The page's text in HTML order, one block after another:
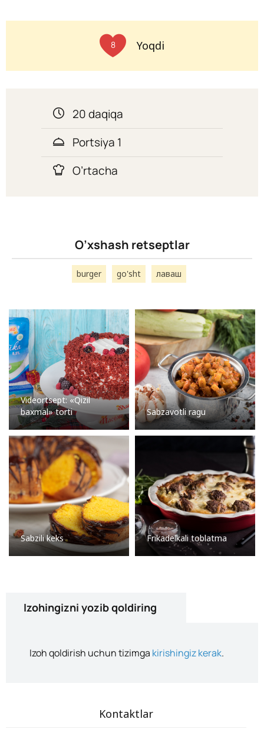
8 Yoqdi
20 daqiqa
Portsiya 1
O’rtacha
O’xshash retseptlar
burger go'sht лаваш
Videortsept: «Qizil
baxmal» torti
Sabzavotli ragu
Sabzili keks Frikadelkali toblatma
Izohingizni yozib qoldiring
Izoh qoldirish uchun tizimga kirishingiz kerak.
Kontaktlar